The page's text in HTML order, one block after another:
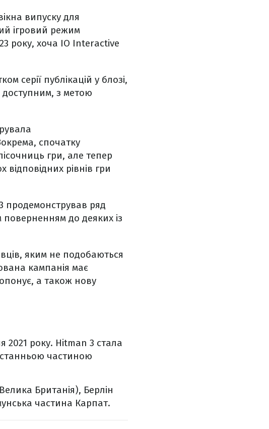
випуску для
ігровий режим
року, хоча IO Interactive
серії публікацій у блозі,
з метою
спочатку
гри, але тепер
рівнів гри
продемонстрував ряд
поверненням до деяких із
яким не подобаються
кампанія має
а також нову
2021 року. Hitman 3 стала
частиною
Британія), Берлін
частина Карпат.